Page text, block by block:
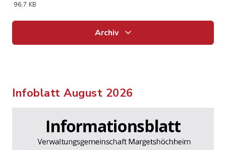
96,7 KB
Archiv
Infoblatt August 2026